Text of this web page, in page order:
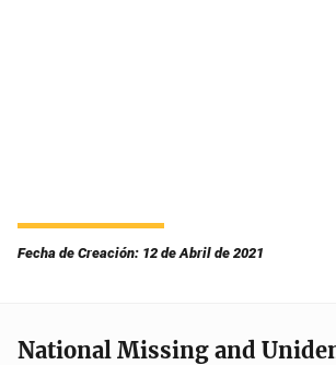
Fecha de Creación: 12 de Abril de 2021
National Missing and